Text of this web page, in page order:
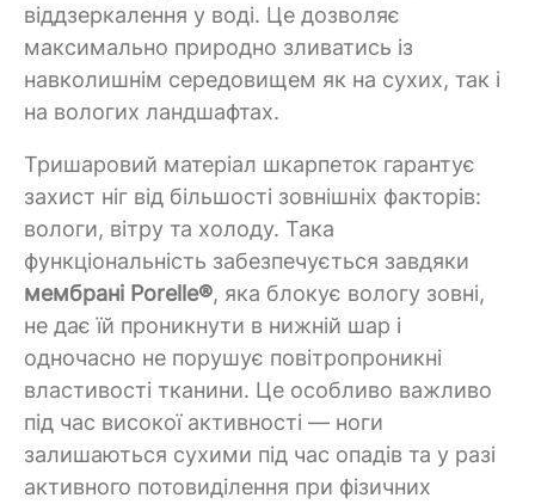
віддзеркалення у воді. Це дозволяє
максимально природно зливатись із
навколишнім середовищем як на сухих, так і
на вологих ландшафтах.
Тришаровий матеріал шкарпеток гарантує
захист ніг від більшості зовнішніх факторів:
вологи, вітру та холоду. Така
функціональність забезпечується завдяки
мембрані Porelle®, яка блокує вологу зовні,
не дає їй проникнути в нижній шар і
одночасно не порушує повітропроникні
властивості тканини. Це особливо важливо
під час високої активності — ноги
залишаються сухими під час опадів та у разі
активного потовиділення при фізичних